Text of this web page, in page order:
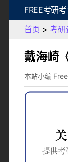
FREE考研
首页 > 考研
戴海崎
本站小编